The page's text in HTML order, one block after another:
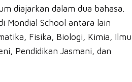
diajarkan dalam dua bahasa.
Mondial School antara lain
Fisika, Biologi, Kimia, Ilmu
Pendidikan Jasmani, dan